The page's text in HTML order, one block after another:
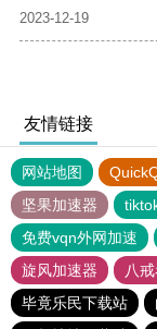
2023-12-19
友情链接
网站地图
坚果加速器
免费vqn外网加速
旋风加速器
八
毕竟乐民下载站